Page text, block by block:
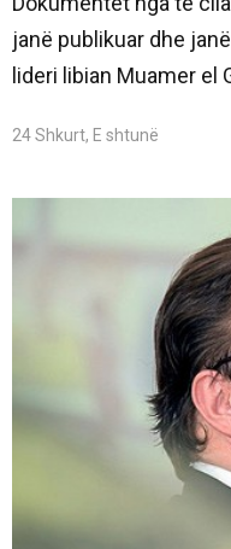
janë publikuar dhe
lideri libian Muamer el
24 Shkurt, E shtunë